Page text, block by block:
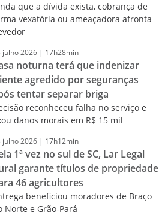
que a dívida exista, cobrança de
vexatória ou ameaçadora afronta
julho2026 | 17h28min
noturna terá que indenizar
agredido por seguranças
tentar separar briga
reconheceu falha no serviço e
danos morais em R$ 15 mil
julho2026 | 17h12min
1ª vez no sul de SC, Lar Legal
garante títulos de propriedade
46 agricultores
beneficiou moradores de Braço
Norte e Grão-Pará